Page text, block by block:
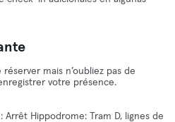
réserver mais n’oubliez pas de
votre présence.
Hippodrome: Tram D, lignes de